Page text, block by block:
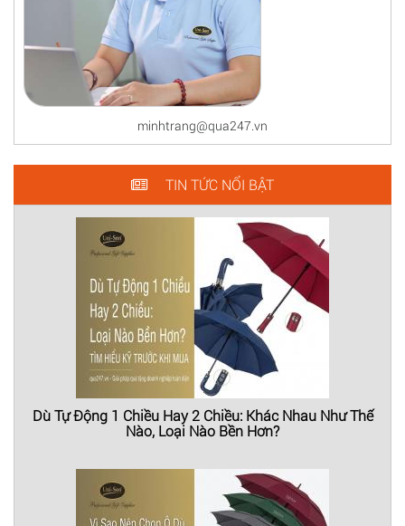
minhtrang@qua247.vn
TIN TỨC NỔI BẬT
Dù Tự Động 1 Chiều Hay 2 Chiều: Khác Nhau Như Thế
Nào, Loại Nào Bền Hơn?